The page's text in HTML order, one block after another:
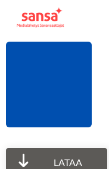
LATAA